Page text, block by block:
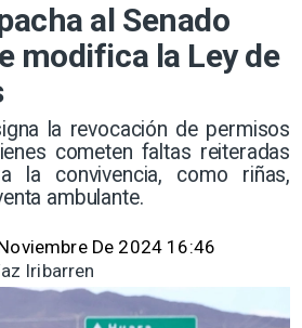
al Senado
modifica la Ley de
la revocación de permisos
cometen faltas reiteradas
la convivencia, como riñas,
ambulante.
De 2024 16:46
Iribarren